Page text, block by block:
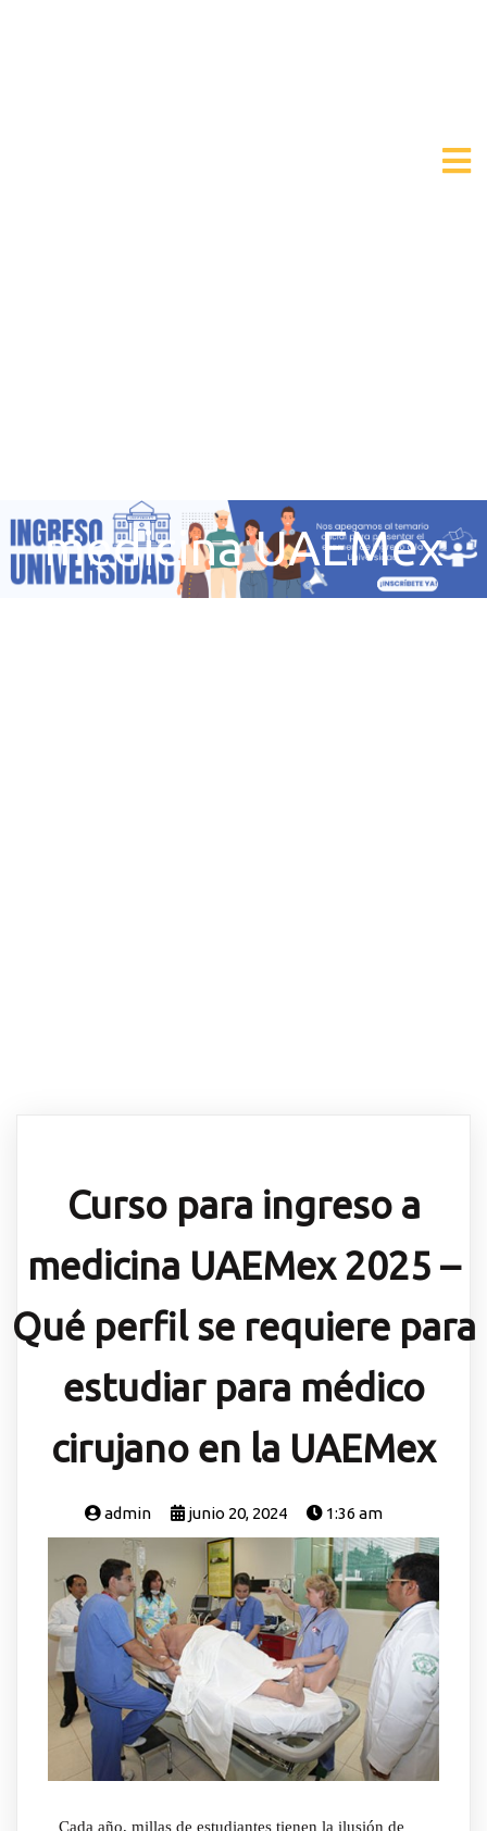
medicina UAEMex
Curso para ingreso a
medicina UAEMex 2025 –
Qué perfil se requiere para
estudiar para médico
cirujano en la UAEMex
admin junio 20, 2024 1:36 am
Cada año, millas de estudiantes tienen la ilusión de